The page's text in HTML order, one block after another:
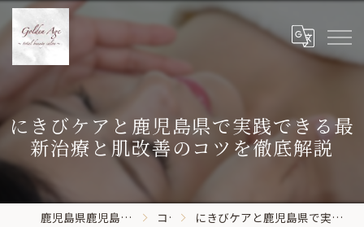
にきびケアと鹿児島県で実践できる最
新治療と肌改善のコツを徹底解説
鹿児島県鹿児島市のエステならGolden Age コラム にきびケアと鹿児島県で実践できる最新治療と肌改善のコツを徹底解説